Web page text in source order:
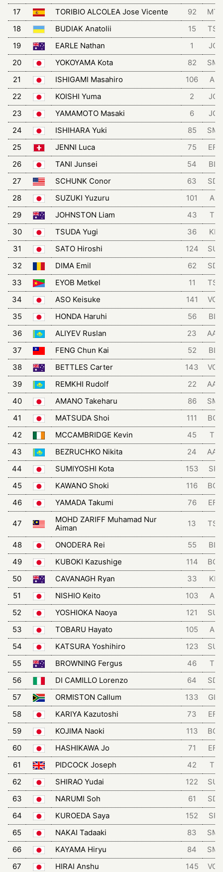
17 TORIBIO ALCOLEA Jose Vicente 92
MTR
18
BUDIAK Anatolii 15
TSG
19
EARLE Nathan 1
JCL
20
YOKOYAMA Kota 82
21
ISHIGAMI Masahiro 106
AIS
22
KOISHI Yuma 2
JCL
23
YAMAMOTO Masaki 6
JCL
24
ISHIHARA Yuki 85
25
JENNI Luca 75
EFD
26
TANI Junsei 54
BLZ
27
SCHUNK Conor 63
SDO
28
SUZUKI Yuzuru 101
AIS
29
JOHNSTON Liam 43
TRI
30
TSUDA Yugi 36
KIN
31
SATO Hiroshi 124
SUN
32
DIMA Emil 62
SDO
33
EYOB Metkel 11
TSG
34
ASO Keisuke 141
VCH
35
HONDA Haruhi 56
BLZ
36
ALIYEV Ruslan 23
AAM
37
FENG Chun Kai 52
BLZ
38
BETTLES Carter 143
VCH
39
REMKHI Rudolf 22
AAM
40
AMANO Takeharu 86
41
MATSUDA Shoi 111
BGT
42
MCCAMBRIDGE Kevin 45
TRI
43
BEZRUCHKO Nikita 24
AAM
44
SUMIYOSHI Kota 153
SPA
45
KAWANO Shoki 116
BGT
46
YAMADA Takumi 76 EFD
47
MOHD ZARIFF Muhamad Nur
Aiman
13 TSG
48 ONODERA Rei 55
BLZ
49
KUBOKI Kazushige 114
BGT
50
CAVANAGH Ryan 33
KIN
51
NISHIO Keito 103
AIS
52
YOSHIOKA Naoya 121
SUN
53
TOBARU Hayato 105
AIS
54
KATSURA Yoshihiro 123
SUN
55
BROWNING Fergus 46
TRI
56
DI CAMILLO Lorenzo 64
SDO
57
ORMISTON Callum 133
GLC
58
KARIYA Kazutoshi 73
EFD
59
KOJIMA Naoki 113
BGT
60
HASHIKAWA Jo 71
EFD
61
PIDCOCK Joseph 42
TRI
62
SHIRAO Yudai 122
SUN
63
NARUMI Soh 61
SDO
64
KUROEDA Saya 152
SPA
65
NAKAI Tadaaki 83
66
KAYAMA Hiryu 84
67
HIRAI Anshu 145
VCH